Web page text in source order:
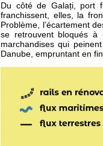
Du côté de Galați, port
franchissent, elles, la
Problème, l’écartement
se retrouvent bloqués à
marchandises qui
Danube, empruntant en